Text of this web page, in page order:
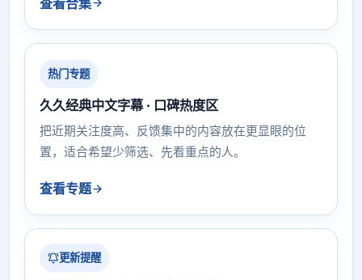
热门专题
久久经典中文字幕 · 口碑热度区
把近期关注度高、反馈集中的内容放在更显眼的位
置，适合希望少筛选、先看重点的人。
查看专题
更新提醒